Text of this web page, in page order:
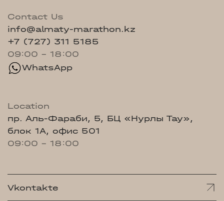
Contact Us
info@almaty-marathon.kz
+7 (727) 311 5185
09:00 - 18:00
WhatsApp
Location
пр. Аль-Фараби, 5, БЦ «Нурлы Тау»,
блок 1А, офис 501
09:00 - 18:00
Vkontakte